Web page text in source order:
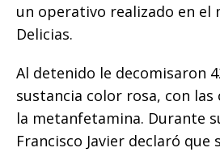
un operativo realizado en el
Delicias.
Al detenido le decomisaron
sustancia color rosa, con
la metanfetamina. Durante
Francisco Javier declaró que